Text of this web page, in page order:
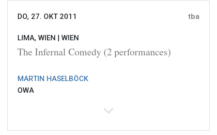
DO, 27. OKT 2011 tba
LIMA, WIEN | WIEN
The Infernal Comedy (2 performances)
MARTIN HASELBÖCK
OWA